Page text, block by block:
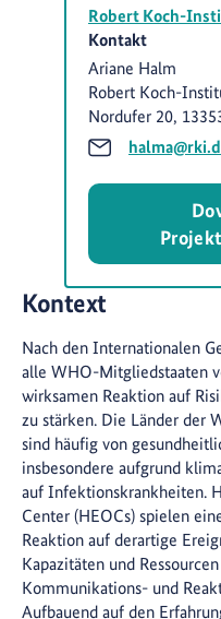
Kontext
Nach den Internationalen
alle WHO-Mitgliedstaaten
wirksamen Reaktion auf
zu stärken. Die Länder der
sind häufig von
insbesondere aufgrund
auf Infektionskrankheiten.
Center (HEOCs) spielen
Reaktion auf derartige
Kapazitäten und
Kommunikations- und
Aufbauend auf den
Robert Koch-
Kontakt
Ariane Halm
Robert Koch-
Nordufer 20,